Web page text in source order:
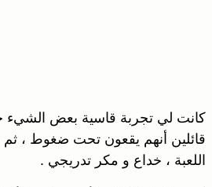
كانت لي تجربة قاسية بعض الشيء
قائلين أنهم يقعون تحت ضغوط ،
اللعبة ، خداع و مكر تدريجي .